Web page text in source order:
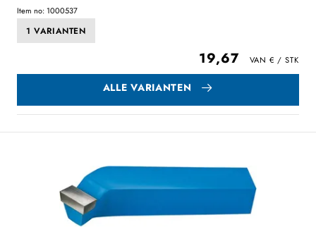
Item no: 1000537
1 VARIANTEN
19,67
ALLE VARIANTEN